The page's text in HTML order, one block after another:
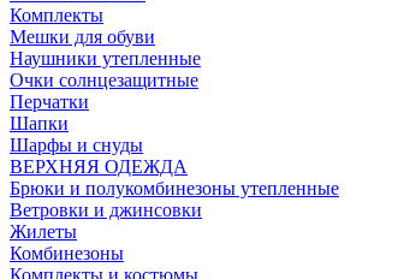
Комплекты
Мешки для обуви
Наушники утепленные
Очки солнцезащитные
Перчатки
Шапки
Шарфы и снуды
ВЕРХНЯЯ ОДЕЖДА
Брюки и полукомбинезоны утепленные
Ветровки и джинсовки
Жилеты
Комбинезоны
Комплекты и костюмы